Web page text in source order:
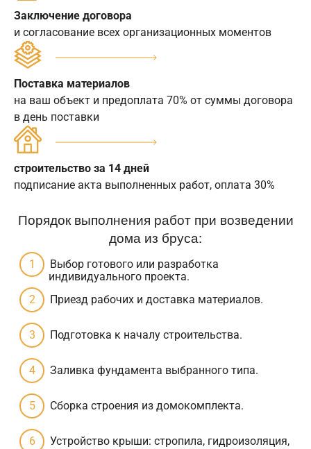
Заключение договора
и согласование всех организационных моментов
Поставка материалов
на ваш объект и предоплата 70% от суммы договора
в день поставки
строительство за 14 дней
подписание акта выполненных работ, оплата 30%
Порядок выполнения работ при возведении
дома из бруса:
Выбор готового или разработка
индивидуального проекта.
Приезд рабочих и доставка материалов.
Подготовка к началу строительства.
Заливка фундамента выбранного типа.
Сборка строения из домокомплекта.
Устройство крыши: стропила, гидроизоляция,